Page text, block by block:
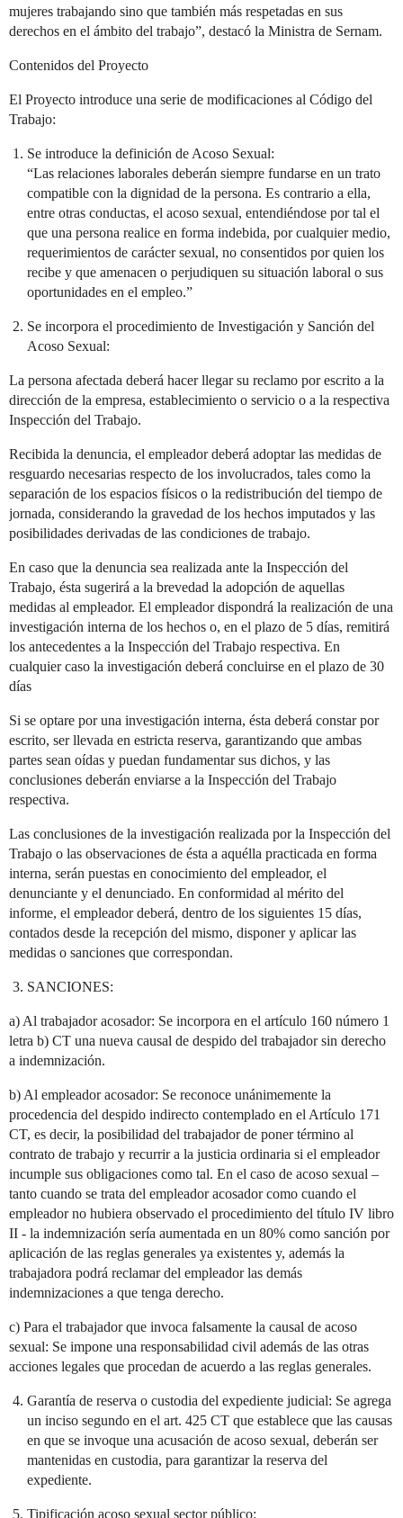
mujeres trabajando sino que también más respetadas en sus
derechos en el ámbito del trabajo”, destacó la Ministra de Sernam.
Contenidos del Proyecto
El Proyecto introduce una serie de modificaciones al Código del
Trabajo:
Se introduce la definición de Acoso Sexual:
“Las relaciones laborales deberán siempre fundarse en un trato
compatible con la dignidad de la persona. Es contrario a ella,
entre otras conductas, el acoso sexual, entendiéndose por tal el
que una persona realice en forma indebida, por cualquier medio,
requerimientos de carácter sexual, no consentidos por quien los
recibe y que amenacen o perjudiquen su situación laboral o sus
oportunidades en el empleo.”
Se incorpora el procedimiento de Investigación y Sanción del
Acoso Sexual:
La persona afectada deberá hacer llegar su reclamo por escrito a la
dirección de la empresa, establecimiento o servicio o a la respectiva
Inspección del Trabajo.
Recibida la denuncia, el empleador deberá adoptar las medidas de
resguardo necesarias respecto de los involucrados, tales como la
separación de los espacios físicos o la redistribución del tiempo de
jornada, considerando la gravedad de los hechos imputados y las
posibilidades derivadas de las condiciones de trabajo.
En caso que la denuncia sea realizada ante la Inspección del
Trabajo, ésta sugerirá a la brevedad la adopción de aquellas
medidas al empleador. El empleador dispondrá la realización de una
investigación interna de los hechos o, en el plazo de 5 días, remitirá
los antecedentes a la Inspección del Trabajo respectiva. En
cualquier caso la investigación deberá concluirse en el plazo de 30
días
Si se optare por una investigación interna, ésta deberá constar por
escrito, ser llevada en estricta reserva, garantizando que ambas
partes sean oídas y puedan fundamentar sus dichos, y las
conclusiones deberán enviarse a la Inspección del Trabajo
respectiva.
Las conclusiones de la investigación realizada por la Inspección del
Trabajo o las observaciones de ésta a aquélla practicada en forma
interna, serán puestas en conocimiento del empleador, el
denunciante y el denunciado. En conformidad al mérito del
informe, el empleador deberá, dentro de los siguientes 15 días,
contados desde la recepción del mismo, disponer y aplicar las
medidas o sanciones que correspondan.
SANCIONES:
a) Al trabajador acosador: Se incorpora en el artículo 160 número 1
letra b) CT una nueva causal de despido del trabajador sin derecho
a indemnización.
b) Al empleador acosador: Se reconoce unánimemente la
procedencia del despido indirecto contemplado en el Artículo 171
CT, es decir, la posibilidad del trabajador de poner término al
contrato de trabajo y recurrir a la justicia ordinaria si el empleador
incumple sus obligaciones como tal. En el caso de acoso sexual –
tanto cuando se trata del empleador acosador como cuando el
empleador no hubiera observado el procedimiento del título IV libro
II - la indemnización sería aumentada en un 80% como sanción por
aplicación de las reglas generales ya existentes y, además la
trabajadora podrá reclamar del empleador las demás
indemnizaciones a que tenga derecho.
c) Para el trabajador que invoca falsamente la causal de acoso
sexual: Se impone una responsabilidad civil además de las otras
acciones legales que procedan de acuerdo a las reglas generales.
Garantía de reserva o custodia del expediente judicial: Se agrega
un inciso segundo en el art. 425 CT que establece que las causas
en que se invoque una acusación de acoso sexual, deberán ser
mantenidas en custodia, para garantizar la reserva del
expediente.
Tipificación acoso sexual sector público: